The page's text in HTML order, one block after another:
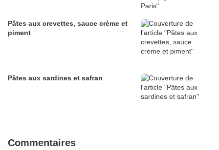
Pâtes aux crevettes, sauce crème et
piment
Pâtes aux sardines et safran
Commentaires